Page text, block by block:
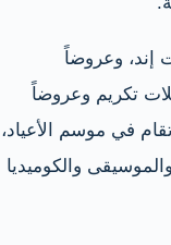
وعروضاً
تكريم وعروضاً
في موسم الأعياد،
والكوميديا